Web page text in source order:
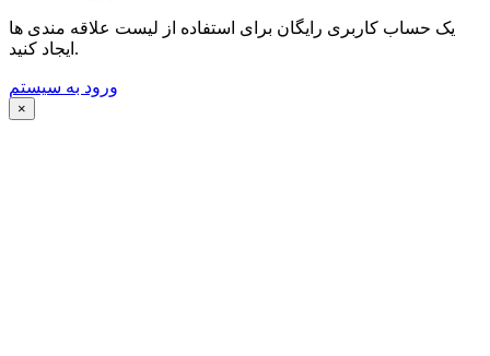
یک حساب کاربری رایگان برای استفاده از لیست علاقه مندی ها
ایجاد کنید.
ورود به سیستم
×